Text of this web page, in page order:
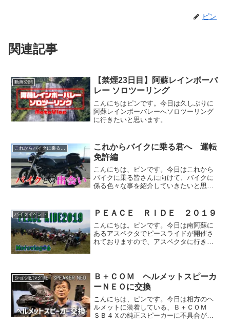
ピン
関連記事
動画公開
【禁煙23日目】阿蘇レインボーバ
レー ソロツーリング
こんにちはピンです。今日は久しぶりに
阿蘇レインボーバレーへソロツーリング
に行きたいと思います。
これからバイクに乗る君へ 運転
免許編
こんにちは、ピンです。今日はこれから
バイクに乗る皆さんに向けて、バイクに
係る色々な事を紹介していきたいと思い
はバイク運転免許について解説していき
バイクイベント ＰＥＡＣＥ ＲＩＤＥ ２０１９
こんにちは。ピンです。今日は南阿蘇に
あるアスペクタでピースライドが開催さ
れておりますので、アスペクタに行きた
ショッピング
Ｂ＋ＣＯＭ ヘルメットスピーカ
ーＮＥＯに交換
こんにちは、ピンです。今日は相方のヘ
ルメットに装着している、Ｂ＋ＣＯＭ
ＳＢ４Ｘの純正スピーカーに不具合があ